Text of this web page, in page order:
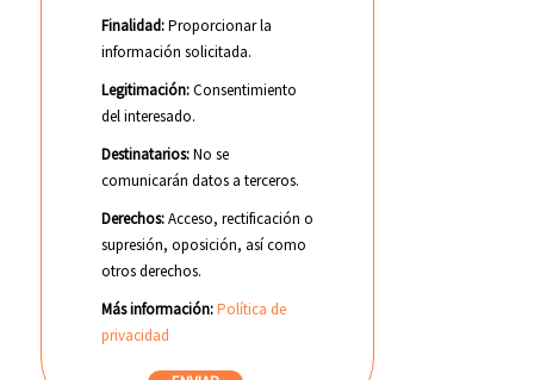
Finalidad:Proporcionar la
información solicitada.
Legitimación:Consentimiento
del interesado.
Destinatarios:No se
comunicarán datos a terceros.
Derechos:Acceso, rectificación o
supresión, oposición, así como
otros derechos.
Más información:Política de
privacidad